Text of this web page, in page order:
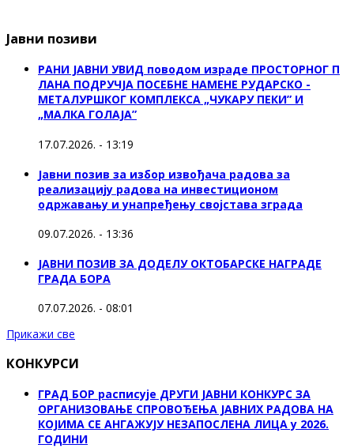
Јавни позиви
РАНИ ЈАВНИ УВИД поводом израде ПРОСТОРНОГ П
ЛАНА ПОДРУЧЈА ПОСЕБНЕ НАМЕНЕ РУДАРСКО -
МЕТАЛУРШКОГ КОМПЛЕКСА „ЧУКАРУ ПЕКИ” И
„МАЛКА ГОЛАЈА”
17.07.2026. - 13:19
Јавни позив за избор извођача радова за
реализацију радова на инвестиционом
одржавању и унапређењу својстава зграда
09.07.2026. - 13:36
ЈАВНИ ПОЗИВ ЗА ДОДЕЛУ ОКТOБАРСКЕ НАГРАДЕ
ГРАДА БОРА
07.07.2026. - 08:01
Прикажи све
КОНКУРСИ
ГРАД БОР расписује ДРУГИ ЈАВНИ КОНКУРС ЗА
ОРГАНИЗОВАЊЕ СПРОВОЂЕЊА ЈАВНИХ РАДОВА НА
КОЈИМА СЕ АНГАЖУЈУ НЕЗАПОСЛЕНА ЛИЦА у 2026.
ГОДИНИ